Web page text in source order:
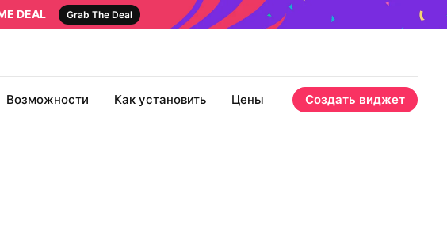
DEAL Grab The Deal
Возможности Как установить Цены Создать виджет